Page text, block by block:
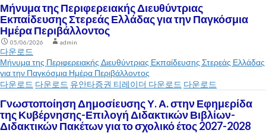
Μήνυμα της Περιφερειακής Διευθύντριας
Εκπαίδευσης Στερεάς Ελλάδας για την Παγκόσμια
Ημέρα Περιβάλλοντος
05/06/2026 admin
다운로드
Μήνυμα της Περιφερειακής Διευθύντριας Εκπαίδευσης Στερεάς Ελλάδας
για την Παγκόσμια Ημέρα Περιβάλλοντος
다운로드 다운로드 유안타증권 티레이더 다운로드 다운로드
Γνωστοποίηση Δημοσίευσης Υ. Α. στην Εφημερίδα
της Κυβέρνησης-Επιλογή Διδακτικών Βιβλίων-
Διδακτικών Πακέτων για το σχολικό έτος 2027-2028